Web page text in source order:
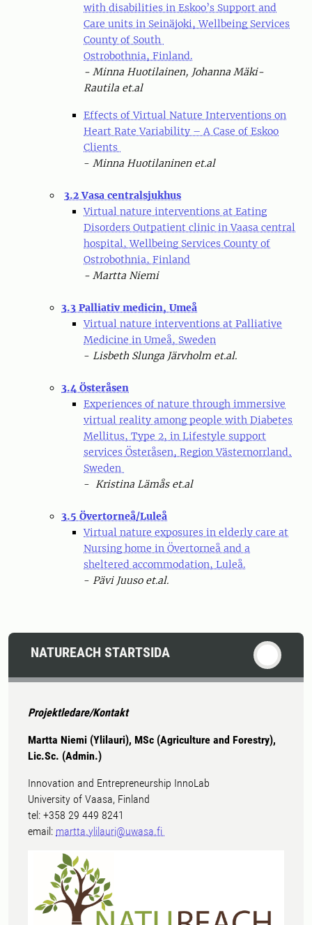
with disabilities in Eskoo’s Support and
Care units in Seinäjoki, Wellbeing Services
County of South
Ostrobothnia, Finland.
- Minna Huotilainen, Johanna Mäki-
Rautila et.al
Effects of Virtual Nature Interventions on
Heart Rate Variability – A Case of Eskoo
Clients
- Minna Huotilaninen et.al
3.2 Vasa centralsjukhus
Virtual nature interventions at Eating
Disorders Outpatient clinic in Vaasa central
hospital, Wellbeing Services County of
Ostrobothnia, Finland
- Martta Niemi
3.3 Palliativ medicin, Umeå
Virtual nature interventions at Palliative
Medicine in Umeå, Sweden
- Lisbeth Slunga Järvholm et.al.
3.4 Österåsen
Experiences of nature through immersive
virtual reality among people with Diabetes
Mellitus, Type 2, in Lifestyle support
services Österåsen, Region Västernorrland,
Sweden
- Kristina Lämås et.al
3.5 Övertorneå/Luleå
Virtual nature exposures in elderly care at
Nursing home in Övertorneå and a
sheltered accommodation, Luleå.
- Pävi Juuso et.al.
NATUREACH STARTSIDA
Projektledare/Kontakt
Martta Niemi (Ylilauri), MSc (Agriculture and Forestry),
Lic.Sc. (Admin.)
Innovation and Entrepreneurship InnoLab
University of Vaasa, Finland
tel: +358 29 449 8241
email: martta.ylilauri@uwasa.fi